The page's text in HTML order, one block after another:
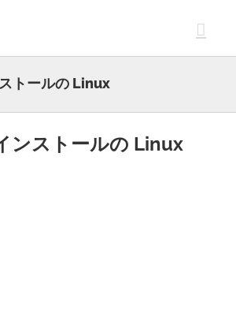
トールの Linux
ンストールの Linux